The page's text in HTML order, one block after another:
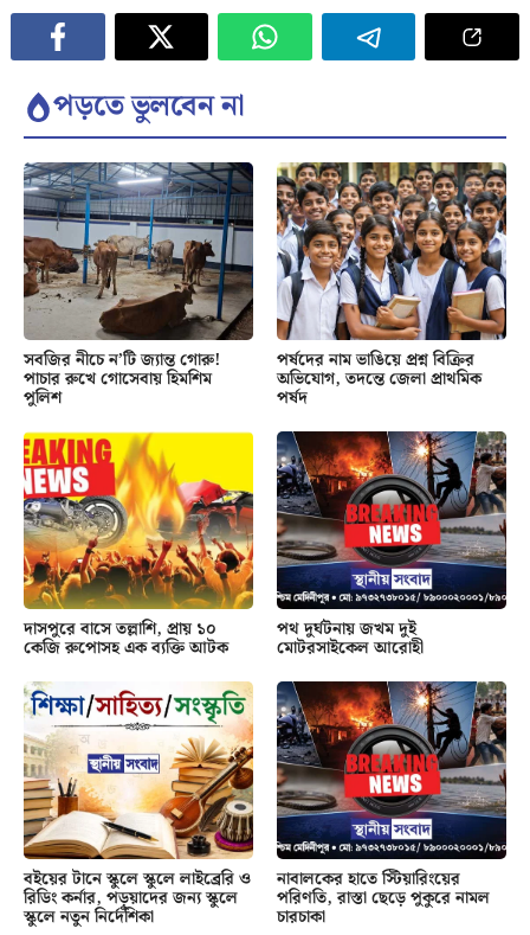
পড়তে ভুলবেন না
সবজির নীচে ন’টি জ্যান্ত গোরু!
পাচার রুখে গোসেবায় হিমশিম
পুলিশ
পর্ষদের নাম ভাঙিয়ে প্রশ্ন বিক্রির
অভিযোগ, তদন্তে জেলা প্রাথমিক
পর্ষদ
দাসপুরে বাসে তল্লাশি, প্রায় ১০
কেজি রুপোসহ এক ব্যক্তি আটক
পথ দুর্ঘটনায় জখম দুই
মোটরসাইকেল আরোহী
বইয়ের টানে স্কুলে স্কুলে লাইব্রেরি ও
রিডিং কর্নার, পড়ুয়াদের জন্য স্কুলে
স্কুলে নতুন নির্দেশিকা
নাবালকের হাতে স্টিয়ারিংয়ের
পরিণতি, রাস্তা ছেড়ে পুকুরে নামল
চারচাকা